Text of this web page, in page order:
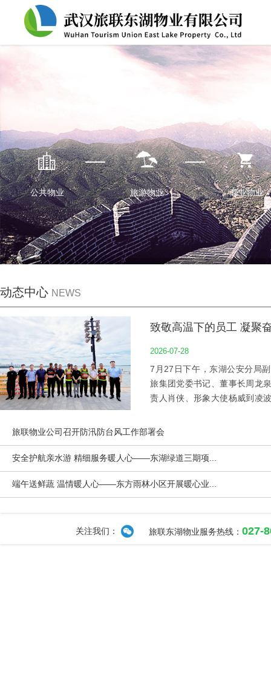
公共物业 旅游物业 商业物业
动态中心 NEWS
2026-07-28
7月27日下午，东湖公安分局
旅集团党委书记、董事长周龙
责人肖侠、形象大使杨威到凌
健康，物业总经理刘念全程陪
旅联物业公司召开防汛防台风工作部署会
安全护航亲水游 精细服务暖人心——东湖绿道三期项...
端午送鲜蔬 温情暖人心——东方雨林小区开展暖心业...
关注我们： 旅联东湖物业服务热线： 027-